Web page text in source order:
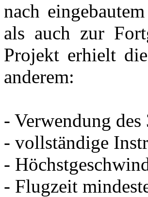
nach
als auch zur
Projekt erhielt
anderem:
- Verwendung
- vollständige
-
- Flugzeit